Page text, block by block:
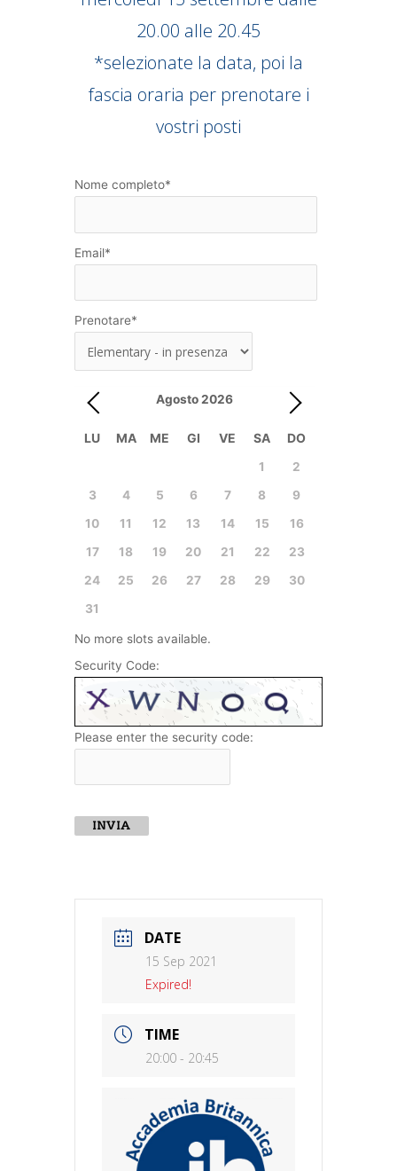
20.00 alle 20.45
*selezionate la data, poi la
fascia oraria per prenotare i
vostri posti
Nome completo*
Email*
Prenotare*
Agosto 2026
LU MA ME GI VE SA DO
1
2
3
4 5 6 7 8
9
10
11 12 13 14 15
16
17
18 19 20 21 22
23
24
25 26 27 28 29
30
31
No more slots available.
Security Code:
Please enter the security code:
INVIA
DATE
15 Sep 2021
Expired!
TIME
20:00 - 20:45